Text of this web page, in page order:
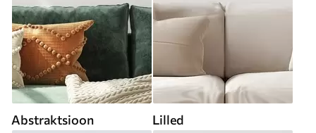
Abstraktsioon Lilled